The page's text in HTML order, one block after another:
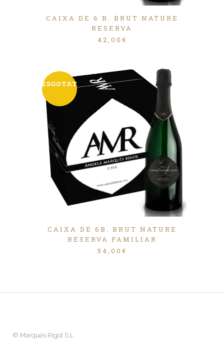
CAIXA DE 6 B. BRUT NATURE
RESERVA
42,00 €
ESGOTAT
CAIXA DE 6B. BRUT NATURE
RESERVA FAMILIAR
54,00 €
© Marquès Rigol S.L